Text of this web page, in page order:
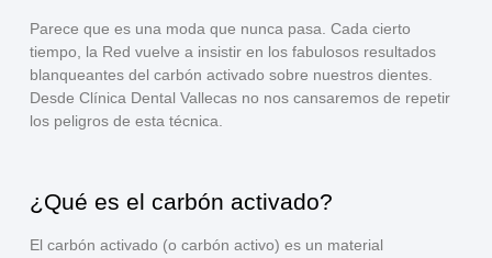
Parece que es una moda que nunca pasa. Cada cierto
tiempo, la Red vuelve a insistir en los fabulosos resultados
blanqueantesdel carbón activado sobre nuestros dientes.
Desde Clínica Dental Vallecas no nos cansaremos de repetir
los peligros de esta técnica
¿Qué es el carbón activado?
El carbón activado (o carbón activo) es un material